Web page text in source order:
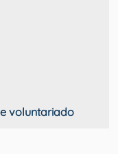
voluntariado